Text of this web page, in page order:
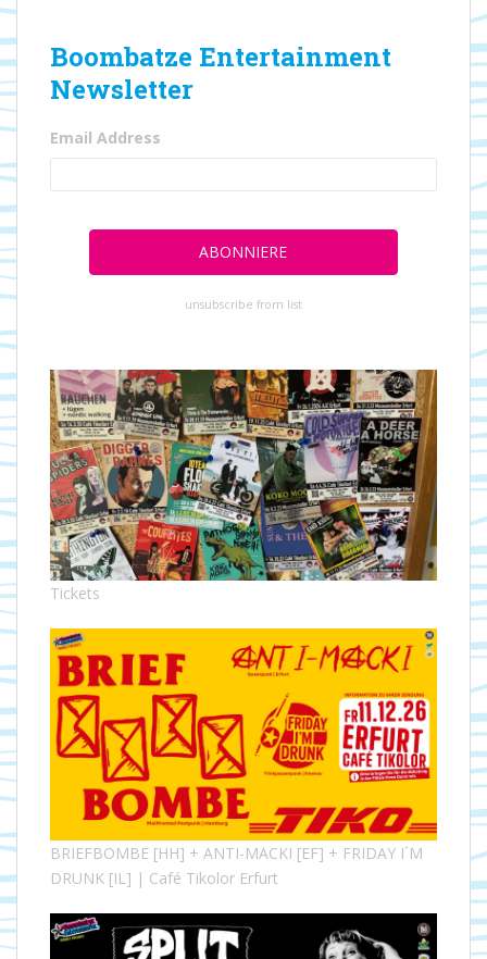
Boombatze Entertainment
Newsletter
Email Address
unsubscribe from list
Tickets
BRIEFBOMBE [HH] + ANTI-MACKI [EF] + FRIDAY I´M
DRUNK [IL] | Café Tikolor Erfurt